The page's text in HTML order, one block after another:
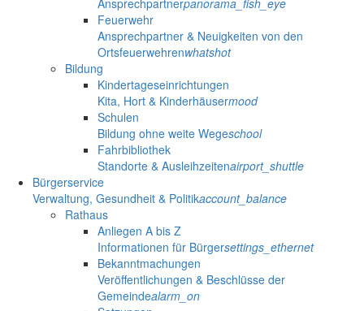
Ansprechpartnerpanorama_fish_eye
Feuerwehr
Ansprechpartner & Neuigkeiten von den
Ortsfeuerwehrenwhatshot
Bildung
Kindertageseinrichtungen
Kita, Hort & Kinderhäusermood
Schulen
Bildung ohne weite Wegeschool
Fahrbibliothek
Standorte & Ausleihzeitenairport_shuttle
Bürgerservice
Verwaltung, Gesundheit & Politikaccount_balance
Rathaus
Anliegen A bis Z
Informationen für Bürgersettings_ethernet
Bekanntmachungen
Veröffentlichungen & Beschlüsse der
Gemeindealarm_on